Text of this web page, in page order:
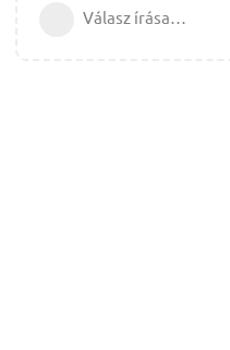
Válasz írása…